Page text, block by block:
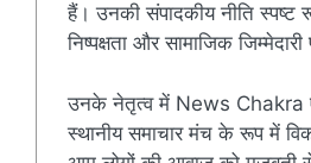
हैं। उनकी संपादकीय नीति स्पष्ट
निष्पक्षता और सामाजिक
उनके नेतृत्व में News Chakra
स्थानीय समाचार मंच के रूप में